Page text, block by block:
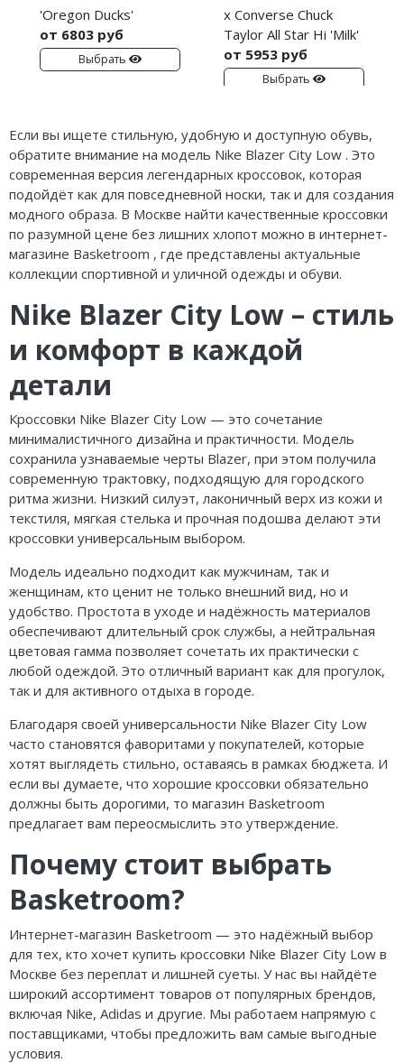
'Oregon Ducks'
от 6803 руб
Выбрать
x Converse Chuck
Taylor All Star Hi 'Milk'
от 5953 руб
Выбрать
Если вы ищете стильную, удобную и доступную обувь,
обратите внимание на модель Nike Blazer City Low . Это
современная версия легендарных кроссовок, которая
подойдёт как для повседневной носки, так и для создания
модного образа. В Москве найти качественные кроссовки
по разумной цене без лишних хлопот можно в интернет-
магазине Basketroom , где представлены актуальные
коллекции спортивной и уличной одежды и обуви.
Nike Blazer City Low – стиль
и комфорт в каждой
детали
Кроссовки Nike Blazer City Low — это сочетание
минималистичного дизайна и практичности. Модель
сохранила узнаваемые черты Blazer, при этом получила
современную трактовку, подходящую для городского
ритма жизни. Низкий силуэт, лаконичный верх из кожи и
текстиля, мягкая стелька и прочная подошва делают эти
кроссовки универсальным выбором.
Модель идеально подходит как мужчинам, так и
женщинам, кто ценит не только внешний вид, но и
удобство. Простота в уходе и надёжность материалов
обеспечивают длительный срок службы, а нейтральная
цветовая гамма позволяет сочетать их практически с
любой одеждой. Это отличный вариант как для прогулок,
так и для активного отдыха в городе.
Благодаря своей универсальности Nike Blazer City Low
часто становятся фаворитами у покупателей, которые
хотят выглядеть стильно, оставаясь в рамках бюджета. И
если вы думаете, что хорошие кроссовки обязательно
должны быть дорогими, то магазин Basketroom
предлагает вам переосмыслить это утверждение.
Почему стоит выбрать
Basketroom?
Интернет-магазин Basketroom — это надёжный выбор
для тех, кто хочет купить кроссовки Nike Blazer City Low в
Москве без переплат и лишней суеты. У нас вы найдёте
широкий ассортимент товаров от популярных брендов,
включая Nike, Adidas и другие. Мы работаем напрямую с
поставщиками, чтобы предложить вам самые выгодные
условия.